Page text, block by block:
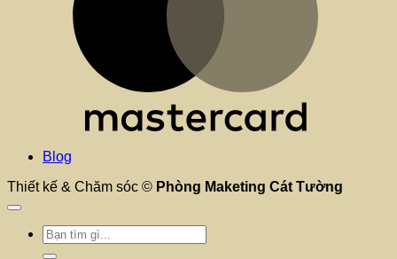
Blog
Thiết kế & Chăm sóc © Phòng Maketing Cát Tường
Tìm
kiếm: